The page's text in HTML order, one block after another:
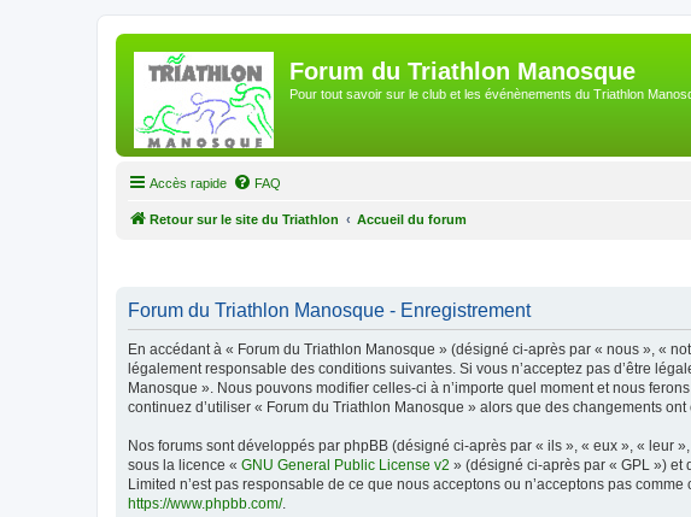
Forum du Triathlon Manosque
Pour tout savoir sur le club et les événènements du Triathlon
Accès rapide FAQ
Retour sur le site du Triathlon Accueil du forum
Forum du Triathlon Manosque - Enregistrement
En accédant à « Forum du Triathlon Manosque » (désigné ci-après par « nous », «
légalement responsable des conditions suivantes. Si vous n’acceptez pas d’être
Manosque ». Nous pouvons modifier celles-ci à n’importe quel moment et nous
continuez d’utiliser « Forum du Triathlon Manosque » alors que des changements
Nos forums sont développés par phpBB (désigné ci-après par « ils », « eux », « leur
sous la licence « GNU General Public License v2 » (désigné ci-après par « GPL ») et
Limited n’est pas responsable de ce que nous acceptons ou n’acceptons pas
https://www.phpbb.com/.